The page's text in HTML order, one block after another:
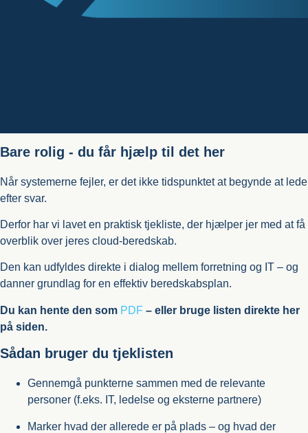
Bare rolig - du får hjælp til det her
Når systemerne fejler, er det ikke tidspunktet at begynde at lede
efter svar.
Derfor har vi lavet en praktisk tjekliste, der hjælper jer med at få
overblik over jeres cloud-beredskab.
Den kan udfyldes direkte i dialog mellem forretning og IT – og
danner grundlag for en effektiv beredskabsplan.
Du kan hente den som PDF – eller bruge listen direkte her
på siden.
Sådan bruger du tjeklisten
Gennemgå punkterne sammen med de relevante
personer (f.eks. IT, ledelse og eksterne partnere)
Marker hvad der allerede er på plads – og hvad der